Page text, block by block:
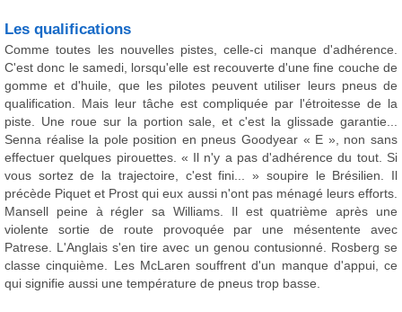
Les qualifications
Comme toutes les nouvelles pistes, celle-ci manque d'adhérence.
C'est donc le samedi, lorsqu'elle est recouverte d'une fine couche de
gomme et d'huile, que les pilotes peuvent utiliser leurs pneus de
qualification. Mais leur tâche est compliquée par l'étroitesse de la
piste. Une roue sur la portion sale, et c'est la glissade garantie...
Senna réalise la pole position en pneus Goodyear « E », non sans
effectuer quelques pirouettes. « Il n'y a pas d'adhérence du tout. Si
vous sortez de la trajectoire, c'est fini... » soupire le Brésilien. Il
précède Piquet et Prost qui eux aussi n'ont pas ménagé leurs efforts.
Mansell peine à régler sa Williams. Il est quatrième après une
violente sortie de route provoquée par une mésentente avec
Patrese. L'Anglais s'en tire avec un genou contusionné. Rosberg se
classe cinquième. Les McLaren souffrent d'un manque d'appui, ce
qui signifie aussi une température de pneus trop basse.